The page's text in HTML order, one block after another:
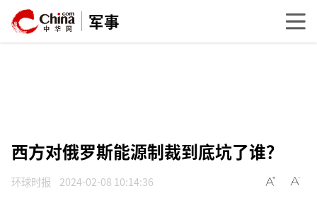
军事
西方对俄罗斯能源制裁到底坑了谁？
环球时报 2024-02-08 10:14:36